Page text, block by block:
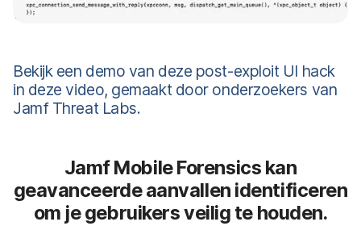
Bekijk een demo van deze post-exploit UI hack
in deze video, gemaakt door onderzoekers van
Jamf Threat Labs.
Jamf Mobile Forensics kan
geavanceerde aanvallen identificeren
om je gebruikers veilig te houden.